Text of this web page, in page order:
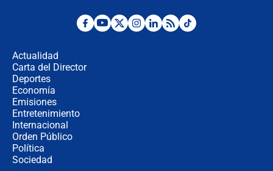
Desde dermatitis hasta infecciones:
Actualidad
Carta del Director
Deportes
Economía
Emisiones
Entretenimiento
Internacional
Orden Público
Política
Sociedad